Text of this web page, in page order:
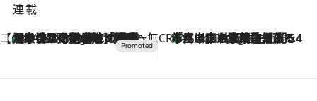
連載
【CREA×星野リゾート】唯一無二。癒しと発見が待つ場所へ
7 Hours Ago
【トンボの足水浴】ヒノキの香りに包まれて涼感マックス！約13℃の湧水かけ流しを避暑地「星野温泉 トンボの湯」で体験 CREA'S CHOICE
9 Hours Ago
「立川にも歌舞伎があるんだよ」 片岡仁左衛門・市川中車ら豪華座組みで4年目の立川立飛歌舞伎へ